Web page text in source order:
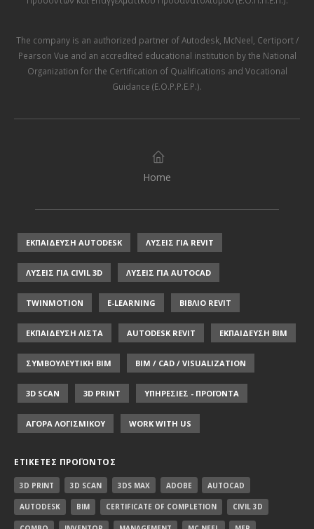
The company is an authorized partner ofAutodesk, McNeel, Certiport /
Pearson Vue and an accredited educational institution by the National
Organization for the Certification of Qualifications and Vocational
Guidance (E.O.P.P.E.P.).
Home
ΕΚΠΑΙΔΕΥΣΗ AUTODESK ΛΥΣΕΙΣ ΓΙΑ REVIT
ΛΥΣΕΙΣ ΓΙΑ CIVIL 3D ΛΥΣΕΙΣ ΓΙΑ AUTOCAD
TWINMOTION E-LEARNING ΒΙΒΛΙΟ REVIT
ΕΚΠΑΙΔΕΥΣΗ ΛΙΣΤΑ AUTODESK REVIT ΕΚΠΑΙΔΕΥΣΗ ΒΙΜ
ΣΥΜΒΟΥΛΕΥΤΙΚΗ ΒΙΜ BIM / CAD / VISUALIZATION
3D SCAN 3D PRINT ΥΠΗΡΕΣΙΕΣ - ΠΡΟΪΟΝΤΑ
ΑΓΟΡΑ ΛΟΓΙΣΜΙΚΟΥ WORK WITH US
ΕΤΙΚΈΤΕΣ ΠΡΟΪΌΝΤΟΣ
3D PRINT 3D SCAN 3DS MAX ADOBE AUTOCAD
AUTODESK BIM CERTIFICATE OF COMPLETION CIVIL 3D